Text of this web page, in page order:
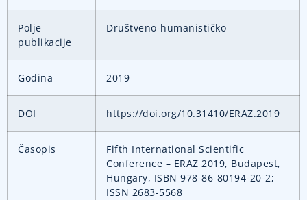
Polje
publikacije
Društveno-humanističko
Godina 2019
DOI https://doi.org/10.31410/ERAZ.2019
Časopis
Fifth International Scientific
Conference – ERAZ 2019, Budapest,
Hungary, ISBN 978-86-80194-20-2;
ISSN 2683-5568